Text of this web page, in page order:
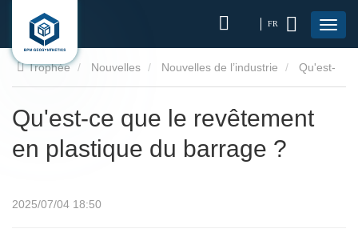
FR
Trophée Nouvelles Nouvelles de l’industrie
Qu'est-ce que le revêtement
en plastique du barrage ?
2025/07/04 18:50